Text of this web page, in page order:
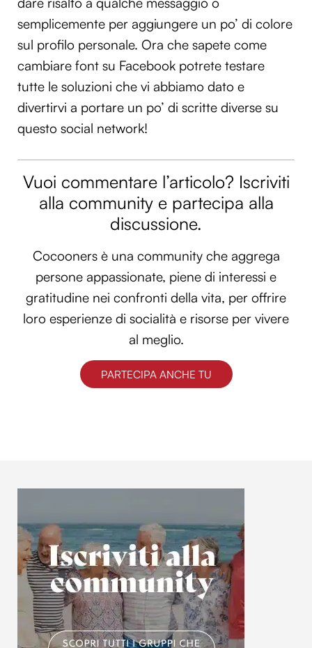
semplicemente per aggiungere un po’ di colore
sul profilo personale. Ora che sapete come
cambiare font su Facebook potrete testare
tutte le soluzioni che vi abbiamo dato e
divertirvi a portare un po’ di scritte diverse su
questo social network!
Vuoi commentare l’articolo? Iscriviti
alla community e partecipa alla
discussione.
Cocooners è una community che aggrega
persone appassionate, piene di interessi e
gratitudine nei confronti della vita, per offrire
loro esperienze di socialità e risorse per vivere
al meglio.
PARTECIPA ANCHE TU